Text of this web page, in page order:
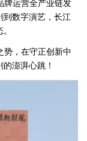
牌运营全产业链发
到数字演艺，长江
势，在守正创新中
澎湃心跳！